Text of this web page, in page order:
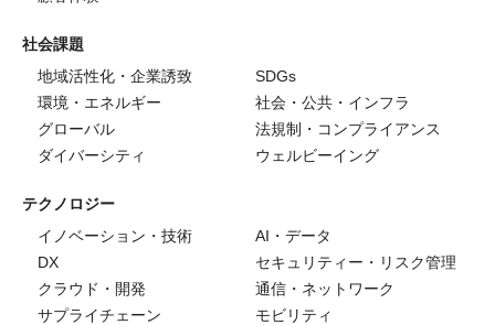
社会課題
地域活性化・企業誘致
SDGs
環境・エネルギー
社会・公共・インフラ
グローバル
法規制・コンプライアンス
ダイバーシティ
ウェルビーイング
テクノロジー
イノベーション・技術
AI・データ
DX
セキュリティー・リスク管理
クラウド・開発
通信・ネットワーク
サプライチェーン
モビリティ